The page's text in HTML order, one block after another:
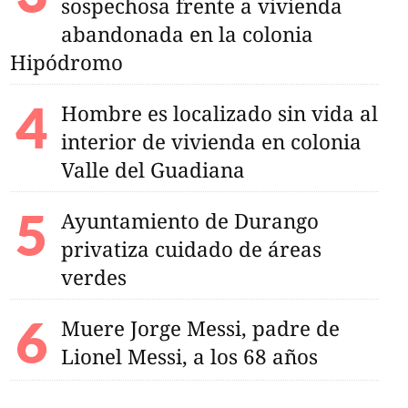
sospechosa frente a vivienda
abandonada en la colonia
Hipódromo
Hombre es localizado sin vida al
interior de vivienda en colonia
Valle del Guadiana
Ayuntamiento de Durango
privatiza cuidado de áreas
verdes
Muere Jorge Messi, padre de
Lionel Messi, a los 68 años